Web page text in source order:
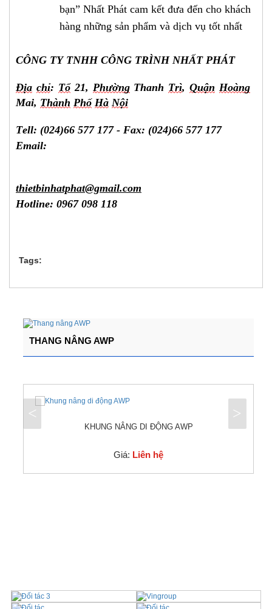
bạn” Nhất Phát cam kết đưa đến cho khách
hàng những sản phẩm và dịch vụ tốt nhất
CÔNG TY TNHH CÔNG TRÌNH NHẤT PHÁT
Địa chỉ: Tổ21, PhườngThanh Trì,Quận Hoàng
Mai, Thành Phố Hà Nội
Tell: (024)66 577 177 - Fax: (024)66 577 177
Email:
thietbinhatphat@gmail.com
Hotline: 0967 098 118
Tags:
THANG NÂNG AWP
KHUNG NÂNG DI ĐỘNG AWP
Giá: Liên hệ
< >